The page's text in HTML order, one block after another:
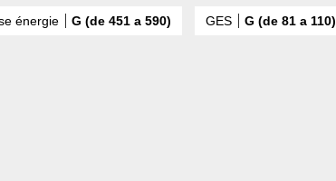
énergie G (de 451 a 590) GES G (de 81 a 110)